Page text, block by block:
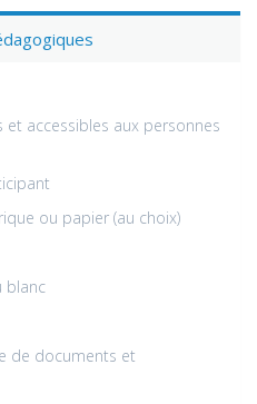
accessibles aux personnes
ou papier (au choix)
blanc
de documents et